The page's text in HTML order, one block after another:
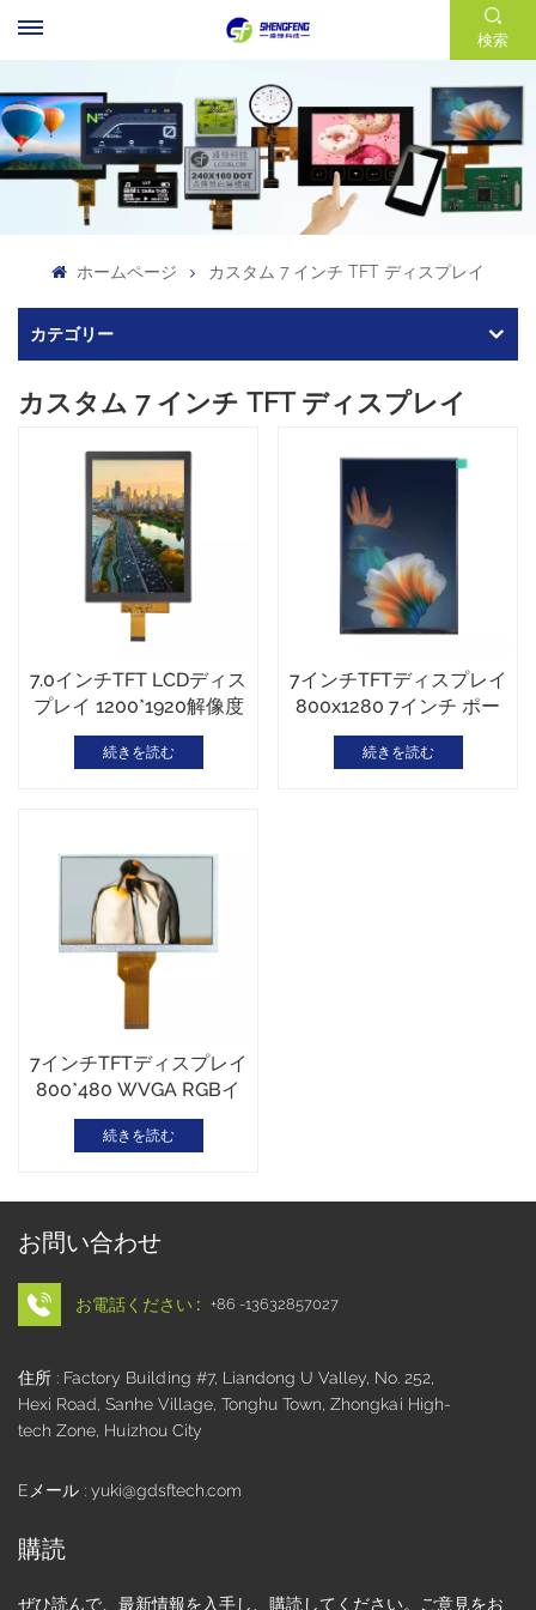
検索
ホームページ カスタム 7 インチ TFT ディスプレイ
カテゴリー
カスタム 7 インチ TFT ディスプレイ
7.0インチTFT LCDディス
プレイ 1200*1920解像度
MIPIインターフェース 高
輝度750cd/m2 カスタム
続きを読む
7インチTFTディスプレイ
800x1280 7インチ ポー
トレートTFT MIPIインタ
ーフェース
続きを読む
7インチTFTディスプレイ
800*480 WVGA RGBイ
ンターフェース
続きを読む
お問い合わせ
お電話ください : +86 -13632857027
住所 : Factory Building #7, Liandong U Valley, No. 252,
Hexi Road, Sanhe Village, Tonghu Town, Zhongkai High-
tech Zone, Huizhou City
Eメール : yuki@gdsftech.com
購読
ぜひ読んで、最新情報を入手し、購読してください。ご意見をお